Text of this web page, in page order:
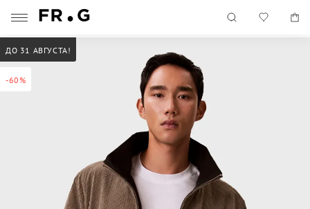
-60%
ДО 31 АВГУСТА!